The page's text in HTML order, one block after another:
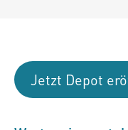
Jetzt Depot